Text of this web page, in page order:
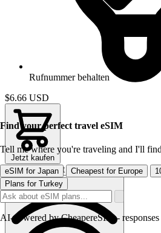
Rufnummer behalten
$6.66 USD
Jetzt kaufen
Bestes Angebot
Find your perfect travel eSIM
Tell me where you're traveling and I'll
eSIM for Japan Cheapest for Europe
Plans for Turkey
AI-powered by CheapereSIM -